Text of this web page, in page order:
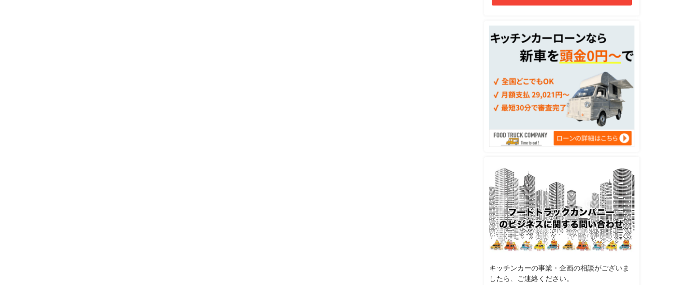
キッチンカーの事業・企画の相談がございま
したら、ご連絡ください。